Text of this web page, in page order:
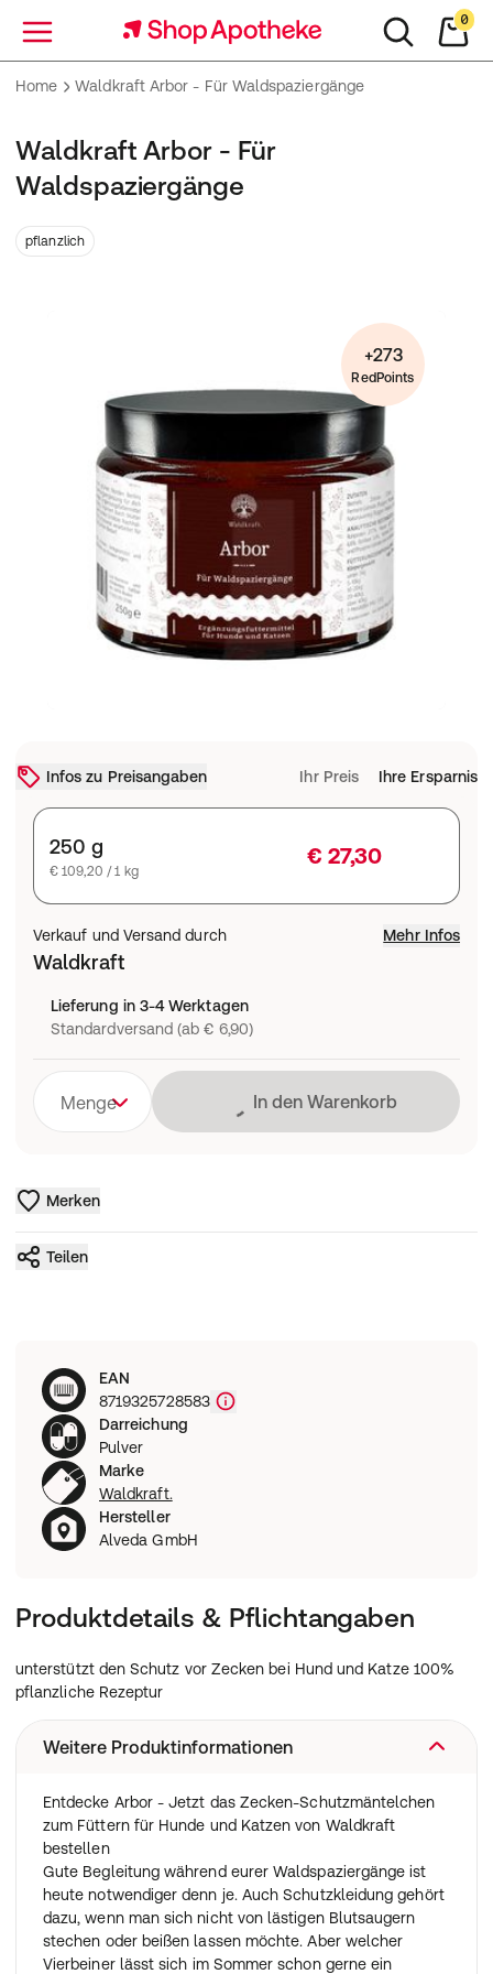
Menü
0
Home Waldkraft Arbor - Für Waldspaziergänge
Waldkraft Arbor - Für
Waldspaziergänge
pflanzlich
+273
RedPoints
Infos zu Preisangaben Ihr Preis Ihre Ersparnis
250 g
€ 109,20 / 1 kg
€ 27,30
Verkauf und Versand durch Mehr Infos
Waldkraft
Lieferung in 3-4 Werktagen
Standardversand (ab € 6,90)
Menge Lädt
In den Warenkorb
Merken
Teilen
EAN
8719325728583
Darreichung
Pulver
Marke
Waldkraft.
Hersteller
Alveda GmbH
Produktdetails & Pflichtangaben
unterstützt den Schutz vor Zecken bei Hund und Katze 100%
pflanzliche Rezeptur
Weitere Produktinformationen
Entdecke Arbor - Jetzt das Zecken-Schutzmäntelchen
zum Füttern für Hunde und Katzen von Waldkraft
bestellen
Gute Begleitung während eurer Waldspaziergänge ist
heute notwendiger denn je. Auch Schutzkleidung gehört
dazu, wenn man sich nicht von lästigen Blutsaugern
stechen oder beißen lassen möchte. Aber welcher
Vierbeiner lässt sich im Sommer schon gerne ein